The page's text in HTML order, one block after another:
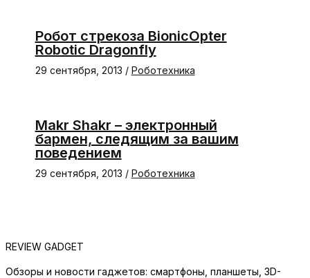
Робот стрекоза BionicOpter
Robotic Dragonfly
29 сентября, 2013 / Роботехника
Makr Shakr – электронный
бармен, следящим за вашим
поведением
29 сентября, 2013 / Роботехника
REVIEW GADGET
Обзоры и новости гаджетов: смартфоны, планшеты, 3D-